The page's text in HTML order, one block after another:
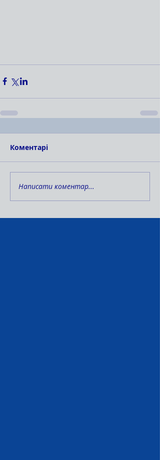
Коментарі
Написати коментар...